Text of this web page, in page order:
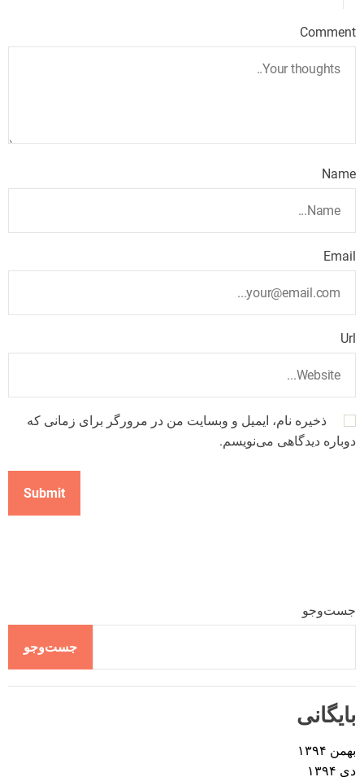
Comment
Name
Email
Url
ذخیره نام، ایمیل و وبسایت من در مرورگر برای زمانی که
دوباره دیدگاهی می‌نویسم.
جست‌وجو
جست‌وجو
بایگانی
بهمن ۱۳۹۴
دی ۱۳۹۴